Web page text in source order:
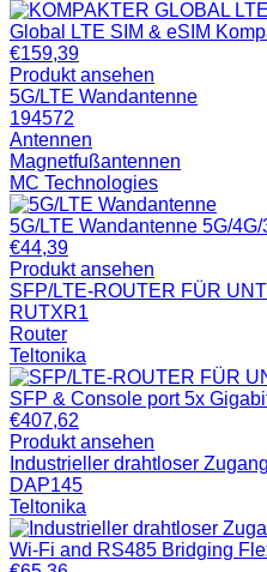
Global LTE SIM & eSIM
€159,39
Produkt ansehen
5G/LTE Wandantenne
194572
Antennen
Magnetfußantennen
MC Technologies
5G/LTE Wandantenne 5G/
€44,39
Produkt ansehen
SFP/LTE-ROUTER FÜR
RUTXR1
Router
Teltonika
SFP & Console port 5x
€407,62
Produkt ansehen
Industrieller drahtloser
DAP145
Teltonika
Wi-Fi and RS485 Bridging